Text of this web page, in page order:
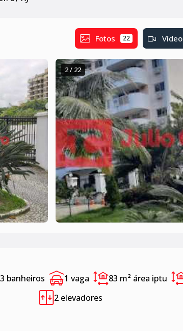
Fotos 22 Vídeo
2 / 22
3 banheiros 1 vaga 83 m² área iptu
2 elevadores